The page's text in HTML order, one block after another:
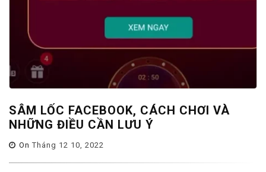
SÂM LỐC FACEBOOK, CÁCH CHƠI VÀ
NHỮNG ĐIỀU CẦN LƯU Ý
On Tháng 12 10, 2022